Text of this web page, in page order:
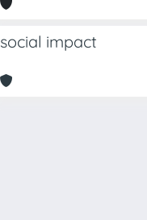
social impact